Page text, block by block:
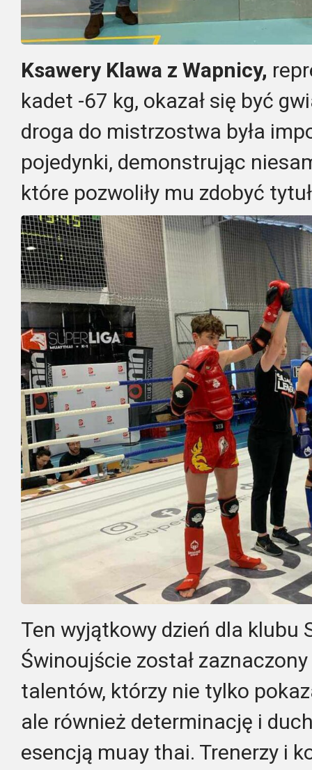
Ksawery Klawa z Wapnicy,
kadet -67 kg, okazał się być
droga do mistrzostwa była
pojedynki, demonstrując
które pozwoliły mu zdobyć
Ten wyjątkowy dzień dla klubu
Świnoujście został
talentów, którzy nie tylko
ale również determinację i
esencją muay thai. Trenerzy i